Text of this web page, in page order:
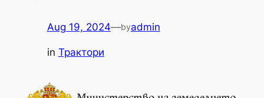
Aug 19, 2024—byadmin
in Трактори